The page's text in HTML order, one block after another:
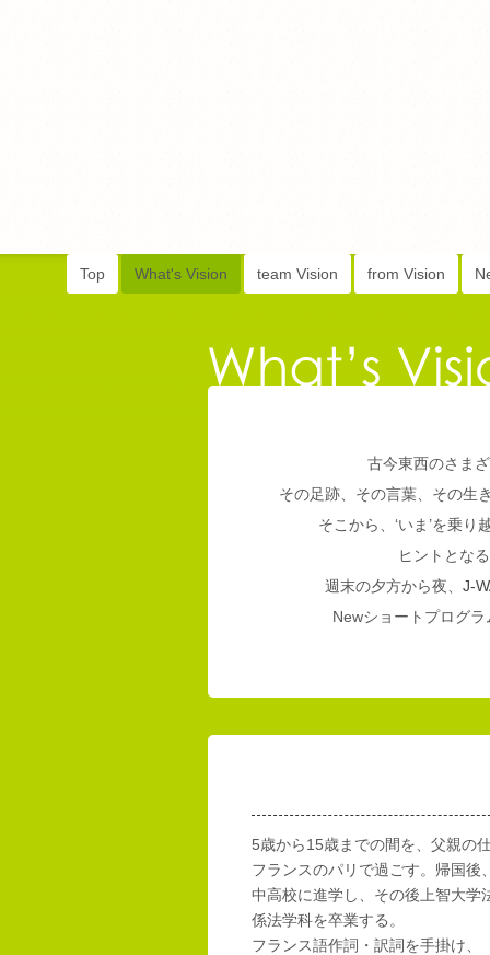
Top What's Vision team Vision from Vision
古今東西のさま
その足跡、その言葉、その生
そこから、‘いま’を乗
ヒントとな
週末の夕方から夜、 J-
Newショートプログ
5歳から15歳までの間を、父親の
フランスのパリで過ごす。帰国後
中高校に進学し、その後上智大学
係法学科を卒業する。
フランス語作詞・訳詞を手掛け、